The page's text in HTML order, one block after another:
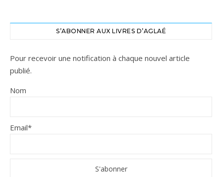
S’ABONNER AUX LIVRES D’AGLAÉ
Pour recevoir une notification à chaque nouvel article
publié.
Nom
Email*